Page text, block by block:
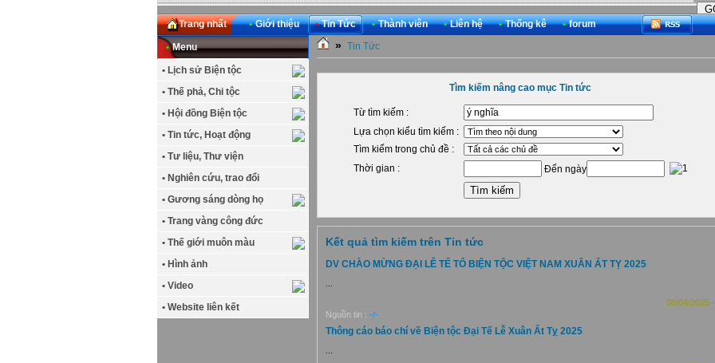
Trang nhất • Giới thiệu • Tin Tức • Thành viên • Liên hệ • Thống kê • forum
• Menu
• Lịch sử Biện tộc
• Thế phả, Chi tộc
• Hội đồng Biện tộc
• Tin tức, Hoạt động
• Tư liệu, Thư viện
• Nghiên cứu, trao đổi
• Gương sáng dòng họ
• Trang vàng công đức
• Thế giới muôn màu
• Hình ảnh
• Video
• Website liên kết
» Tin Tức
Tìm kiếm nâng cao mục Tin tức
Từ tìm kiếm :
Lựa chọn kiểu tìm kiếm :
Tìm kiếm trong chủ đề :
Thời gian :
Đến ngày
Kết quả tìm kiếm trên Tin tức
DV CHÀO MỪNG ĐẠI LỄ TẾ TỔ BIỆN TỘC VIỆT NAM XUÂN ẤT TỴ 2025
08/04/2025 -
Nguồn tin : -/-
Thông cáo báo chí về Biện tộc Đại Tế Lễ Xuân Ất Tỵ 2025